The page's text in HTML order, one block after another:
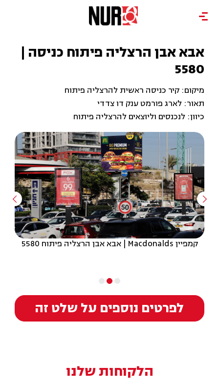
אבא אבן הרצליה פיתוח כניסה |
5580
מיקום: קיר כניסה ראשית להרצליה פיתוח
תאור: לארג פורמט ענק דו צדדי
כיוון: לנכנסים וליוצאים להרצליה פיתוח
קמפיין Macdonalds | אבא אבן הרצליה פיתוח 5580
לפרטים נוספים על שלט זה
הלקוחות שלנו